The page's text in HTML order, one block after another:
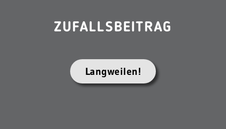
ZUFALLSBEITRAG
Langweilen!